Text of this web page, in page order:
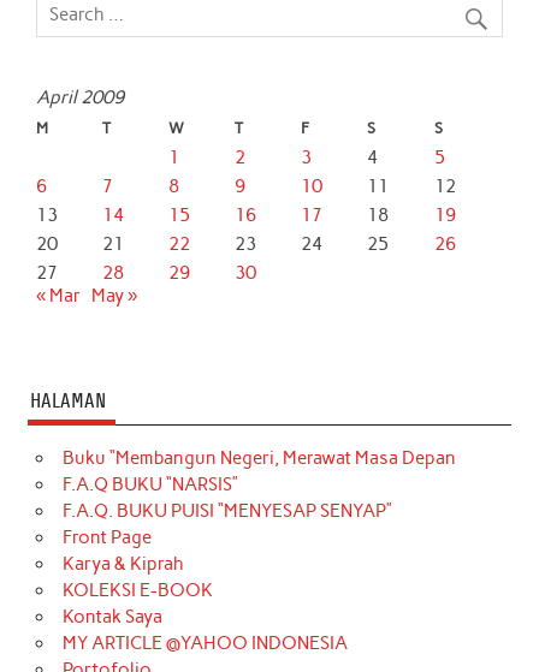
o
April 2009
M T W T F S S
1 2 3 4
5
6
7 8 9 10 11
12
13
14 15 16 17 18
19
20
21 22 23 24 25
26
27
28 29
30
« Mar May »
HALAMAN
Buku “Membangun Negeri, Merawat Masa Depan
F.A.Q BUKU “NARSIS”
F.A.Q. BUKU PUISI “MENYESAP SENYAP”
Front Page
Karya & Kiprah
KOLEKSI E-BOOK
Kontak Saya
MY ARTICLE @YAHOO INDONESIA